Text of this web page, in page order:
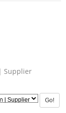
Supplier